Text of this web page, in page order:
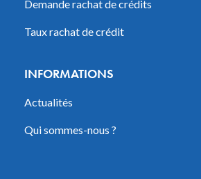
Demande rachat de crédits
Taux rachat de crédit
INFORMATIONS
Actualités
Qui sommes-nous ?